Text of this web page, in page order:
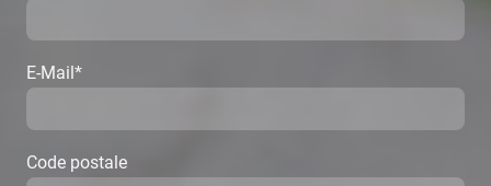
E-Mail*
Code postale